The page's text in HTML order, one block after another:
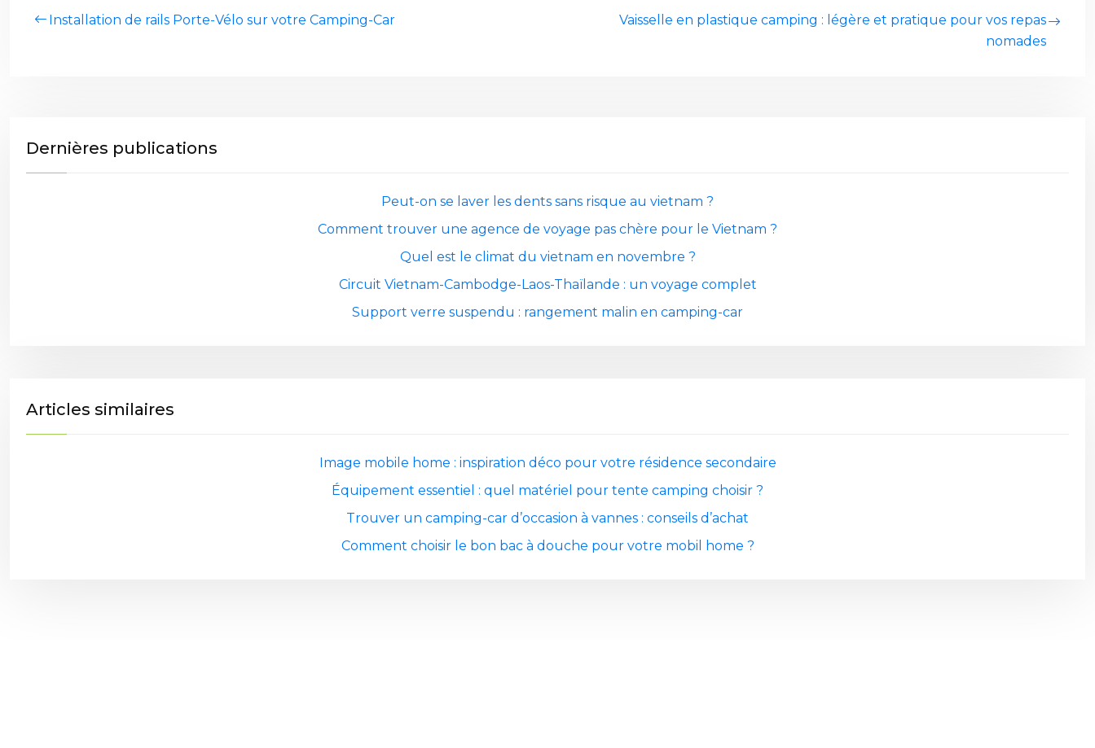
Installation de rails Porte-Vélo sur votre Camping-Car
Vaisselle en plastique camping : légère et pratique pour vos repas
nomades
Dernières publications
Peut-on se laver les dents sans risque au vietnam ?
Comment trouver une agence de voyage pas chère pour le Vietnam ?
Quel est le climat du vietnam en novembre ?
Circuit Vietnam-Cambodge-Laos-Thaïlande : un voyage complet
Support verre suspendu : rangement malin en camping-car
Articles similaires
Image mobile home : inspiration déco pour votre résidence secondaire
Équipement essentiel : quel matériel pour tente camping choisir ?
Trouver un camping-car d’occasion à vannes : conseils d’achat
Comment choisir le bon bac à douche pour votre mobil home ?